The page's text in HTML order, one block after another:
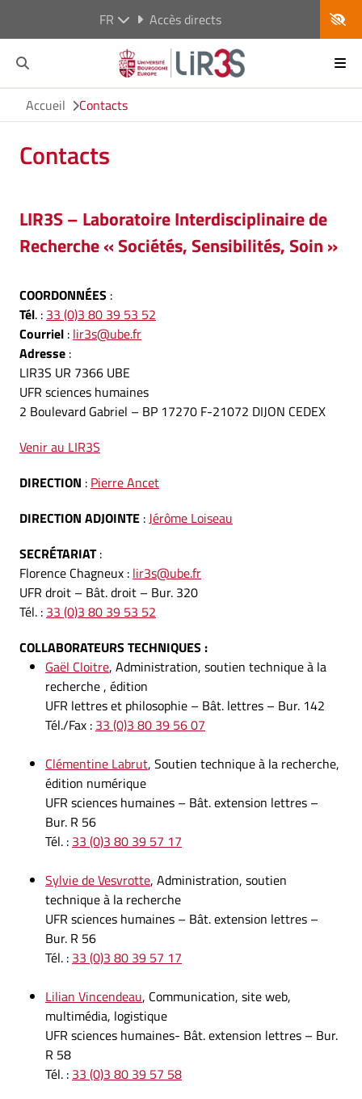
FR Accès directs
Accueil Contacts
Contacts
LIR3S – Laboratoire Interdisciplinaire de
Recherche « Sociétés, Sensibilités, Soin »
COORDONNÉES :
Tél. : 33 (0)3 80 39 53 52
Courriel : lir3s@ube.fr
Adresse :
LIR3S UR 7366 UBE
UFR sciences humaines
2 Boulevard Gabriel – BP 17270 F-21072 DIJON CEDEX
Venir au LIR3S
DIRECTION : Pierre Ancet
DIRECTION ADJOINTE :Jérôme Loiseau
SECRÉTARIAT:
Florence Chagneux : lir3s@ube.fr
UFR droit – Bât. droit – Bur. 320
Tél. : 33 (0)3 80 39 53 52
COLLABORATEURS TECHNIQUES :
Gaël Cloitre, Administration, soutien technique à la
recherche , édition
UFR lettres et philosophie – Bât. lettres – Bur. 142
Tél./Fax : 33 (0)3 80 39 56 07
Clémentine Labrut, Soutien technique à la recherche,
édition numérique
UFR sciences humaines – Bât. extension lettres –
Bur. R 56
Tél. : 33 (0)3 80 39 57 17
Sylvie de Vesvrotte, Administration, soutien
technique à la recherche
UFR sciences humaines – Bât. extension lettres –
Bur. R 56
Tél. : 33 (0)3 80 39 57 17
Lilian Vincendeau, Communication, site web,
multimédia, logistique
UFR sciences humaines- Bât. extension lettres – Bur.
R 58
Tél. : 33 (0)3 80 39 57 58